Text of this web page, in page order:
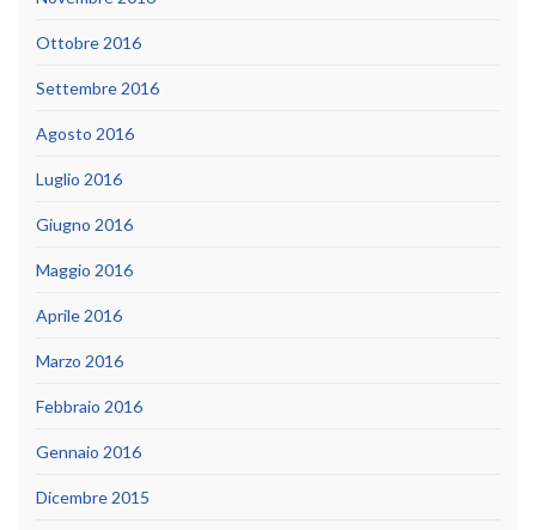
Ottobre 2016
Settembre 2016
Agosto 2016
Luglio 2016
Giugno 2016
Maggio 2016
Aprile 2016
Marzo 2016
Febbraio 2016
Gennaio 2016
Dicembre 2015